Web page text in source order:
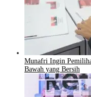
Munafri Ingin
Bawah yang Bersih